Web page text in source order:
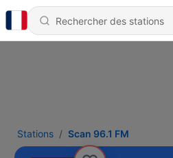
Stations Scan 96.1 FM